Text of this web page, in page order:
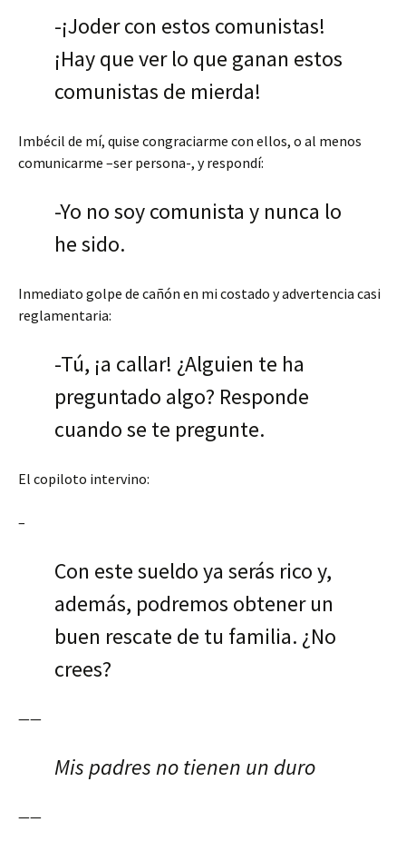
-¡Joder con estos comunistas!
¡Hay que ver lo que ganan estos
comunistas de mierda!
Imbécil de mí, quise congraciarme con ellos, o al menos
comunicarme –ser persona-, y respondí:
-Yo no soy comunista y nunca lo
he sido.
Inmediato golpe de cañón en mi costado y advertencia casi
reglamentaria:
-Tú, ¡a callar! ¿Alguien te ha
preguntado algo? Responde
cuando se te pregunte.
El copiloto intervino:
–
Con este sueldo ya serás rico y,
además, podremos obtener un
buen rescate de tu familia. ¿No
crees?
——
Mis padres no tienen un duro
——